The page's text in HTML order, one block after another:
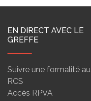
EN DIRECT AVEC LE
GREFFE
Suivre une formalité au
RCS
Accès RPVA